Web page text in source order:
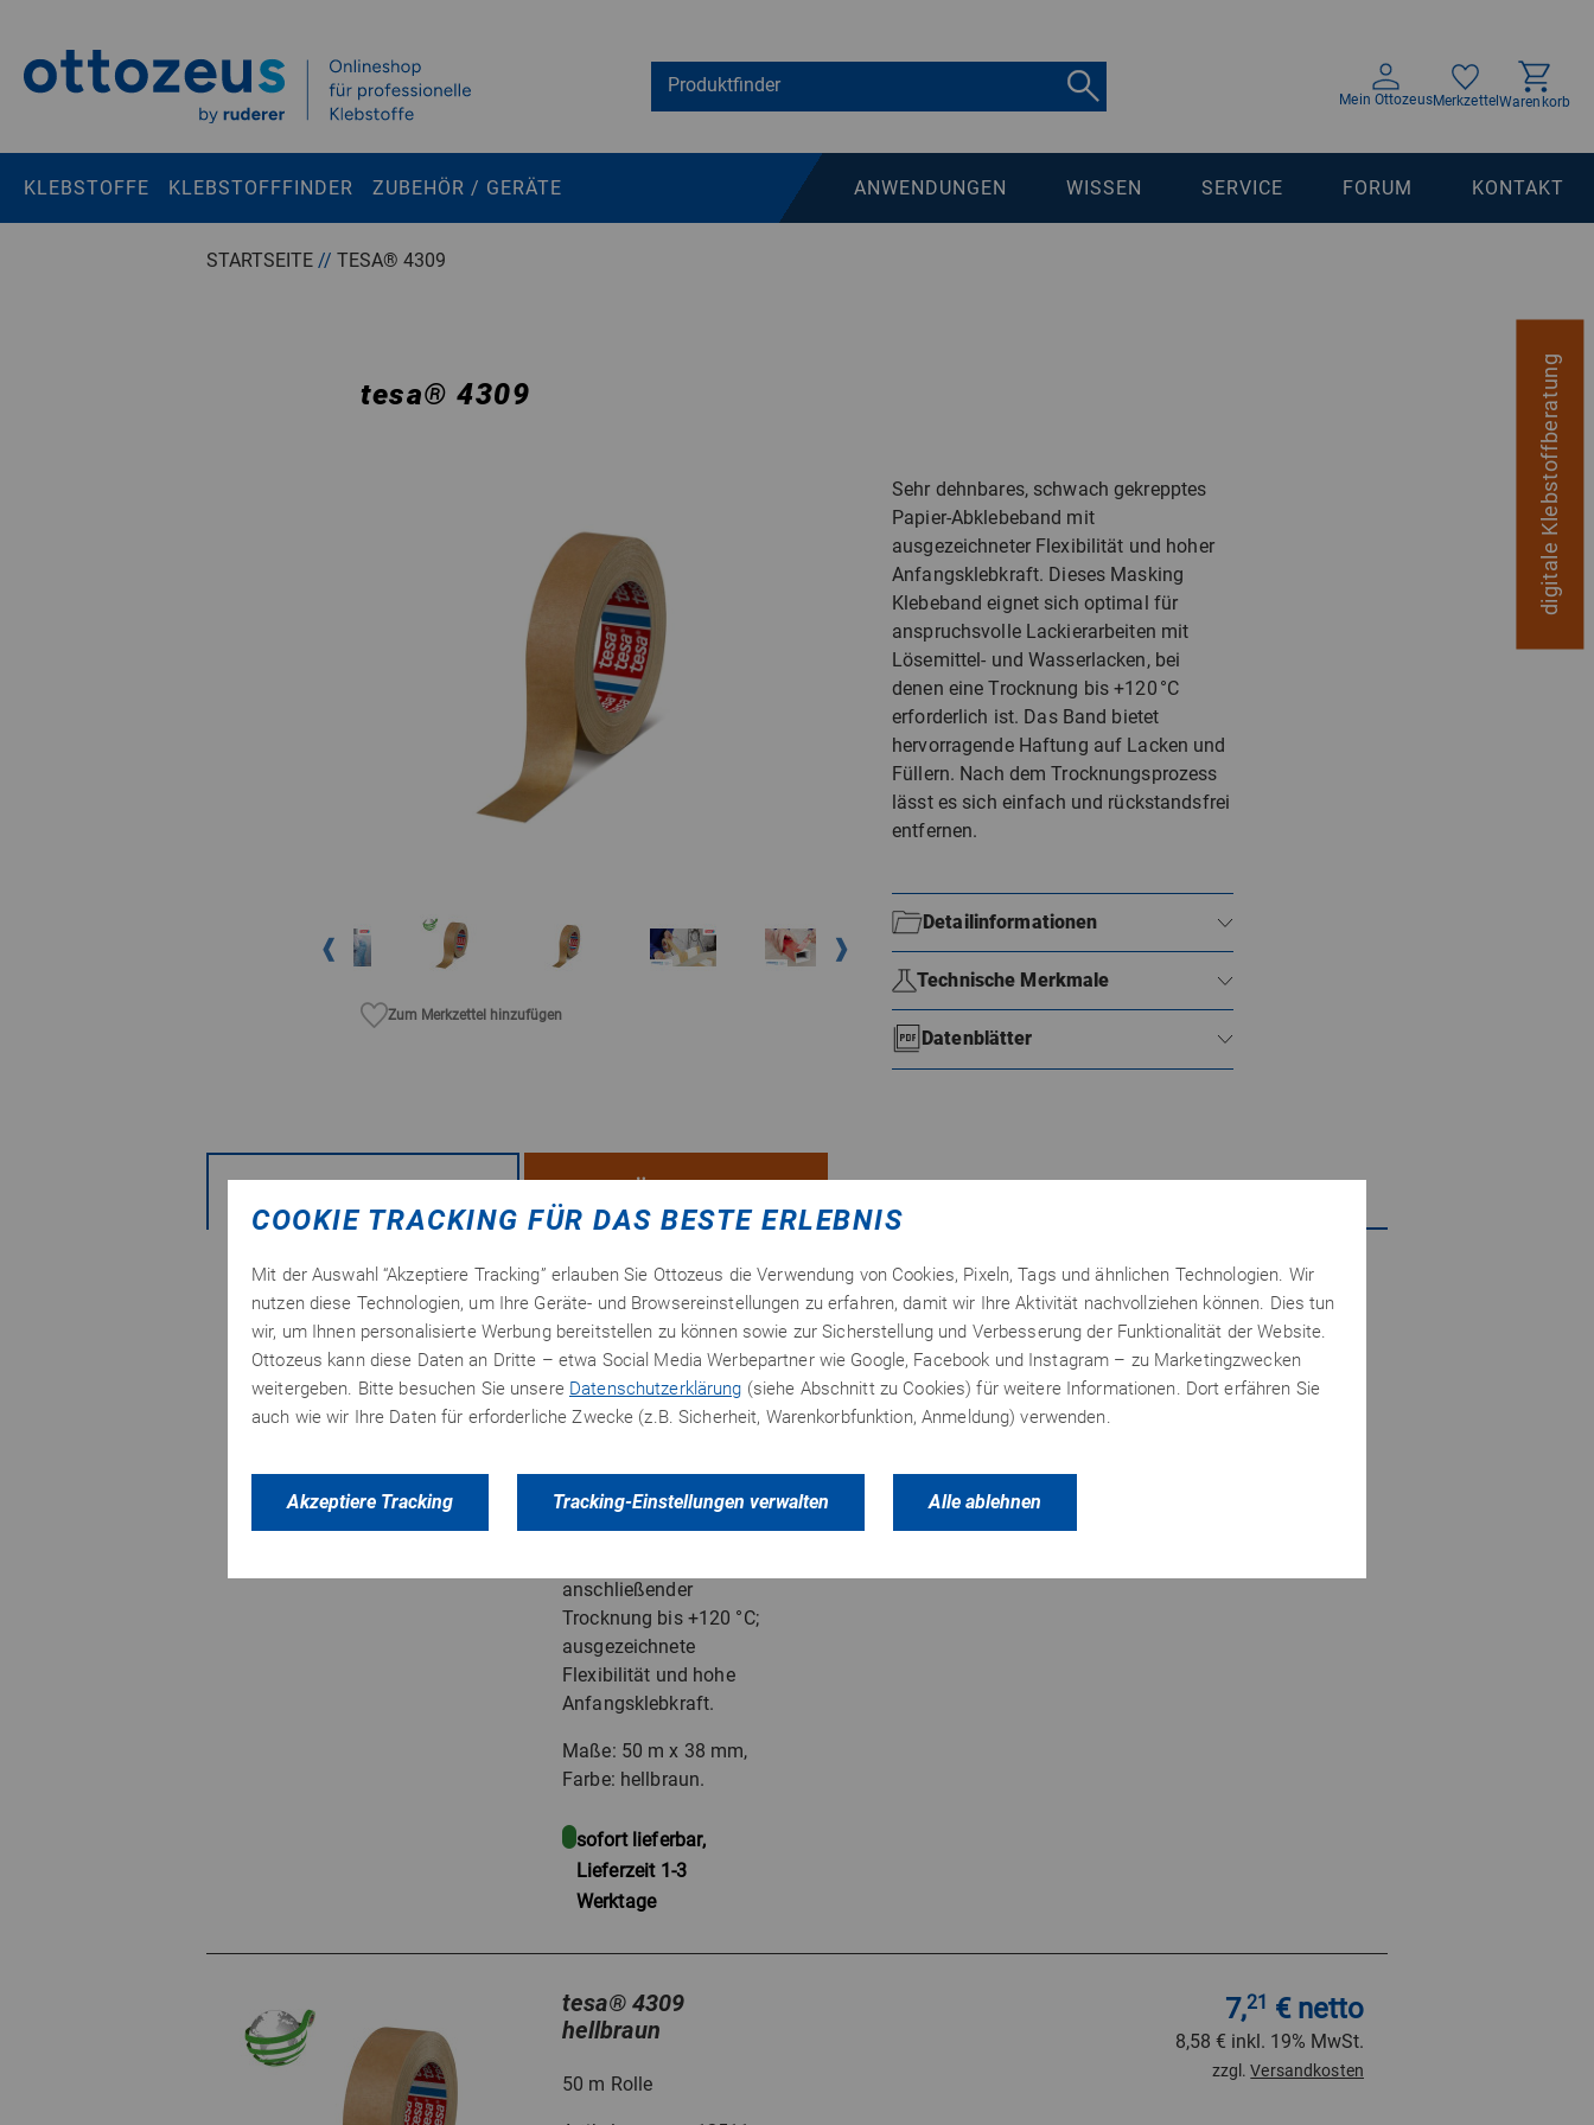
Springen zu
Mein OttozeusMerkzettelWarenkorb
KLEBSTOFFE KLEBSTOFFFINDER ZUBEHÖR / GERÄTE ANWENDUNGEN WISSEN SERVICE FORUM KONTAKT
digitale Klebstoffberatung
STARTSEITE // TESA® 4309
tesa® 4309
Zum Merkzettel hinzufügen
Sehr dehnbares, schwach gekrepptes
Papier-Abklebeband mit
ausgezeichneter Flexibilität und hoher
Anfangsklebkraft. Dieses Masking
Klebeband eignet sich optimal für
anspruchsvolle Lackierarbeiten mit
Lösemittel- und Wasserlacken, bei
denen eine Trocknung bis +120 °C
erforderlich ist. Das Band bietet
hervorragende Haftung auf Lacken und
Füllern. Nach dem Trocknungsprozess
lässt es sich einfach und rückstandsfrei
entfernen.
Detailinformationen
Technische Merkmale
Datenblätter
ZUBEHÖR
tesa®4309
hellbraun
50 m Rolle
Artikelnummer: 12512
Temperaturbeständiges
Papierabdeckband für
anschließender
Trocknung bis +120 °C;
ausgezeichnete
Flexibilität und hohe
Anfangsklebkraft.
Maße: 50 m x 38 mm,
Farbe: hellbraun.
sofort lieferbar,
Lieferzeit 1-3
Werktage
5,48€ netto
6,52 €inkl. 19% MwSt.
tesa® 4309
hellbraun
50 m Rolle
7,21 € netto
8,58 € inkl. 19% MwSt.
zzgl.Versandkosten
COOKIE TRACKING FÜR DAS BESTE ERLEBNIS
Mit der Auswahl “Akzeptiere Tracking” erlauben Sie Ottozeus die Verwendung von Cookies, Pixeln, Tags und ähnlichen Technologien. Wir
nutzen diese Technologien, um Ihre Geräte- und Browsereinstellungen zu erfahren, damit wir Ihre Aktivität nachvollziehen können. Dies tun
wir, um Ihnen personalisierte Werbung bereitstellen zu können sowie zur Sicherstellung und Verbesserung der Funktionalität der Website.
Ottozeus kann diese Daten an Dritte – etwa Social Media Werbepartner wie Google, Facebook und Instagram – zu Marketingzwecken
weitergeben. Bitte besuchen Sie unsere Datenschutzerklärung (siehe Abschnitt zu Cookies) für weitere Informationen. Dort erfähren Sie
auch wie wir Ihre Daten für erforderliche Zwecke (z.B. Sicherheit, Warenkorbfunktion, Anmeldung) verwenden.
Akzeptiere Tracking Tracking-Einstellungen verwalten Alle ablehnen